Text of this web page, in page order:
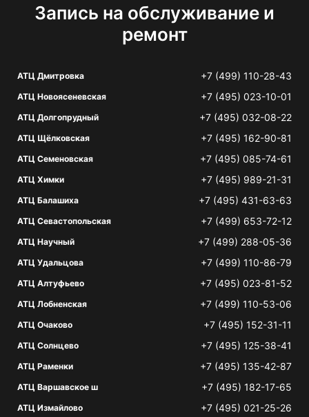
Запись на обслуживание и
ремонт
АТЦ Дмитровка +7 (499) 110-28-43
АТЦ Новоясеневская +7 (495) 023-10-01
АТЦ Долгопрудный +7 (495) 032-08-22
АТЦ Щёлковская +7 (495) 162-90-81
АТЦ Семеновская +7 (495) 085-74-61
АТЦ Химки +7 (495) 989-21-31
АТЦ Балашиха +7 (495) 431-63-63
АТЦ Севастопольская +7 (499) 653-72-12
АТЦ Научный +7 (499) 288-05-36
АТЦ Удальцова +7 (499) 110-86-79
АТЦ Алтуфьево +7 (495) 023-81-52
АТЦ Лобненская +7 (499) 110-53-06
АТЦ Очаково +7 (495) 152-31-11
АТЦ Солнцево +7 (495) 125-38-41
АТЦ Раменки +7 (495) 135-42-87
АТЦ Варшавское ш +7 (495) 182-17-65
АТЦ Измайлово +7 (495) 021-25-26